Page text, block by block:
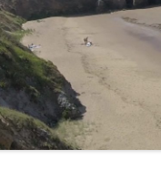
AILLEURS SUR LE WEB
ACHAT-VENTE
VIDÉOS